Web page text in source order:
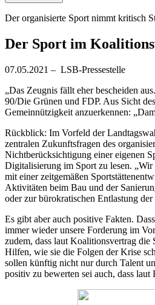
Der organisierte Sport nimmt kritisch
Der Sport im
07.05.2021 – LSB-Pressestelle
„Das Zeugnis fällt eher bescheiden
90/Die Grünen und FDP. Aus Sicht
Gemeinnützigkeit anzuerkennen:
Rückblick: Im Vorfeld der
zentralen Zukunftsfragen des
Nichtberücksichtigung einer eigenen
Digitalisierung im Sport zu lesen. „Wir
mit einer zeitgemäßen
Aktivitäten beim Bau und der
oder zur bürokratischen Entlastung
Es gibt aber auch positive Fakten.
immer wieder unsere Forderung im
zudem, dass laut Koalitionsvertrag die
Hilfen, wie sie die Folgen der Krise
sollen künftig nicht nur durch Talent
positiv zu bewerten sei auch, dass